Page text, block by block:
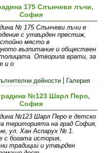
175 Слънчеви лъчи,
София
№ 175 Слънчеви лъчи e
с утвърден престиж,
място в
възпитание и обществен
Отворила врати, за
и о
дейности Галерия
№123 Шарл Перо,
София
№123 Шарл Перо е детско
територията на град София,
ул. Хан Аспарух № 1.
с богата история,
традиции и утвърден